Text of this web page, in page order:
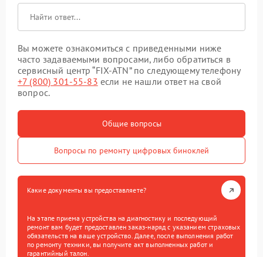
Вы можете ознакомиться с приведенными ниже
часто задаваемыми вопросами, либо обратиться в
сервисный центр “FIX-ATN” по следующему телефону
+7 (800) 301-55-83 если не нашли ответ на свой
вопрос.
Общие вопросы
Вопросы по ремонту цифровых биноклей
Какие документы вы предоставляете?
На этапе приема устройства на диагностику и последующий
ремонт вам будет предоставлен заказ-наряд с указанием страховых
обязательств на ваше устройство. Далее, после выполнения работ
по ремонту техники, вы получите акт выполненных работ и
гарантийный талон.